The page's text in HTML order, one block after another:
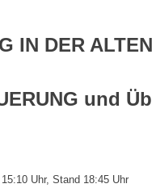
IN DER
und
Uhr, Stand 18:45 Uhr